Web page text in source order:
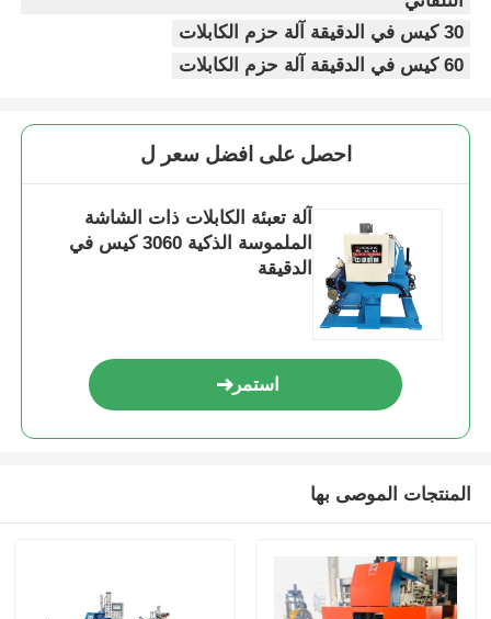
آلة اللف الزوجية
سحب الجهاز
آلة حزم الكابلات
آلة لف الكابلات
آلة إزالة الطحن
30 كيس في الدقيقة آلة حزم الكابلات
60 كيس في الدقيقة آلة حزم الكابلات
احصل على افضل سعر ل
آلة تعبئة الكابلات ذات الشاشة
الملموسة الذكية 3060 كيس في
الدقيقة
استمر
المنتجات الموصى بها